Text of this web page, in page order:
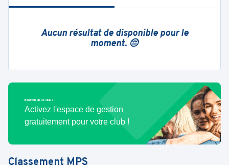
Aucun résultat de disponible pour le
moment. 😔
Bénévole de ce club ?
Activez l'espace de gestion
gratuitement pour votre club !